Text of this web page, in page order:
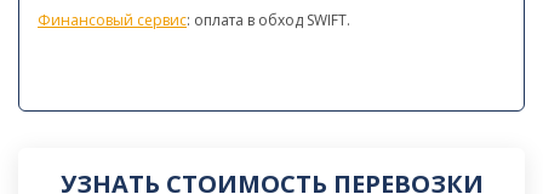
Финансовый сервис: оплата в обход SWIFT.
УЗНАТЬ СТОИМОСТЬ ПЕРЕВОЗКИ